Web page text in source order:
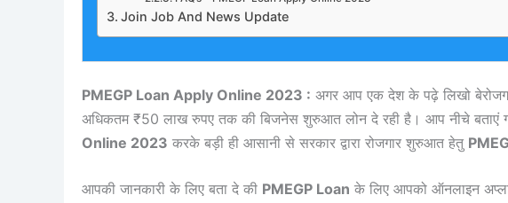
Join Job And News Update
PMEGP Loan Apply Online 2023 : अगर आप एक देश के पढ़े लिखो
अधिकतम ₹50 लाख रुपए तक की बिजनेस शुरुआत लोन दे रही है। आप नीचे बताएं
Online 2023 करके बड़ी ही आसानी से सरकार द्वारा रोजगार शुरुआत हेतु
आपकी जानकारी के लिए बता दे की PMEGP Loan के लिए आपको ऑनलाइन